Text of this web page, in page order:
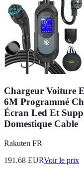
Chargeur Voiture
6M Programmé
Écran Led Et
Domestique Cable
Rakuten FR
191.68 EURVoir le prix